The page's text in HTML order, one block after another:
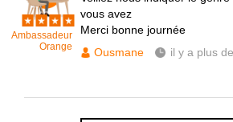
Ambassadeur
Orange
vous avez
Merci bonne journée
Ousmane
il y a plus